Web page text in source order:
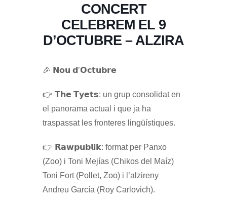
CONCERT
CELEBREM EL 9
D’OCTUBRE – ALZIRA
🎉 𝗡𝗼𝘂 𝗱’𝗢𝗰𝘁𝘂𝗯𝗿𝗲
👉 𝗧𝗵𝗲 𝗧𝘆𝗲𝘁𝘀: un grup consolidat en
el panorama actual i que ja ha
traspassat les fronteres lingüístiques.
👉 𝗥𝗮𝘄𝗽𝘂𝗯𝗹𝗶𝗸: format per Panxo
(Zoo) i Toni Mejías (Chikos del Maíz)
Toni Fort (Pollet, Zoo) i l’alzireny
Andreu García (Roy Carlovich).